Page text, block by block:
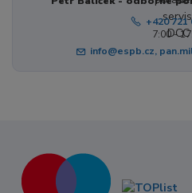
+420 721
7:00 -
info@espb.cz,